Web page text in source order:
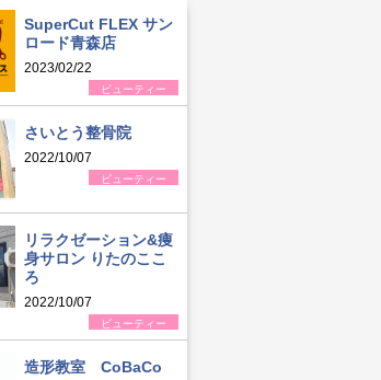
SuperCut FLEX サン
ロード青森店
2023/02/22
ビューティー
さいとう整骨院
2022/10/07
ビューティー
リラクゼーション&痩
身サロン りたのここ
ろ
2022/10/07
ビューティー
造形教室 CoBaCo